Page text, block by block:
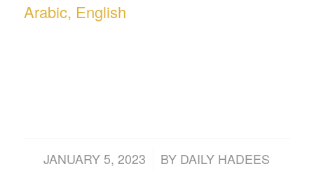
Arabic, English
JANUARY 5, 2023
/ BY DAILY HADEES